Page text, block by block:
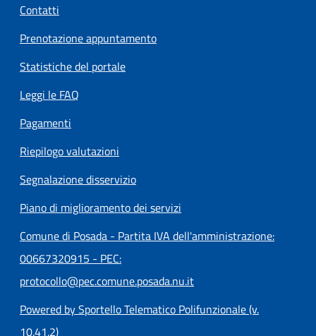
Contatti
Prenotazione appuntamento
Statistiche del portale
Leggi le FAQ
Pagamenti
Riepilogo valutazioni
Segnalazione disservizio
Piano di miglioramento dei servizi
Comune di Posada - Partita IVA dell'amministrazione:
00667320915 - PEC:
protocollo@pec.comune.posada.nu.it
Powered by Sportello Telematico Polifunzionale (v.
10.41.2)